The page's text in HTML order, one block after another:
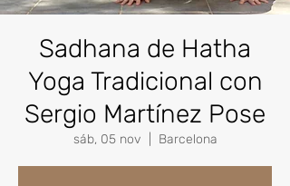
Sadhana de Hatha
Yoga Tradicional con
Sergio Martínez Pose
sáb, 05 nov Barcelona